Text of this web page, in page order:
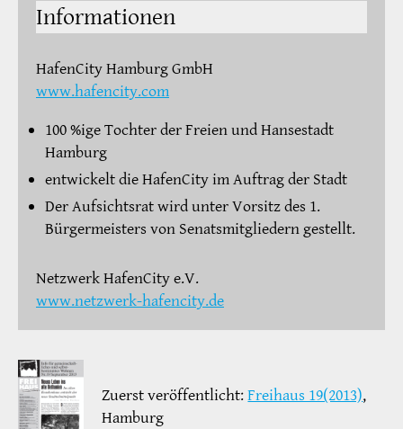
Informationen
HafenCity Hamburg GmbH
www.hafencity.com
100 %ige Tochter der Freien und Hansestadt
Hamburg
entwickelt die HafenCity im Auftrag der Stadt
Der Aufsichtsrat wird unter Vorsitz des 1.
Bürgermeisters von Senatsmitgliedern gestellt.
Netzwerk HafenCity e.V.
www.netzwerk-hafencity.de
Zuerst veröffentlicht:Freihaus 19(2013),
Hamburg